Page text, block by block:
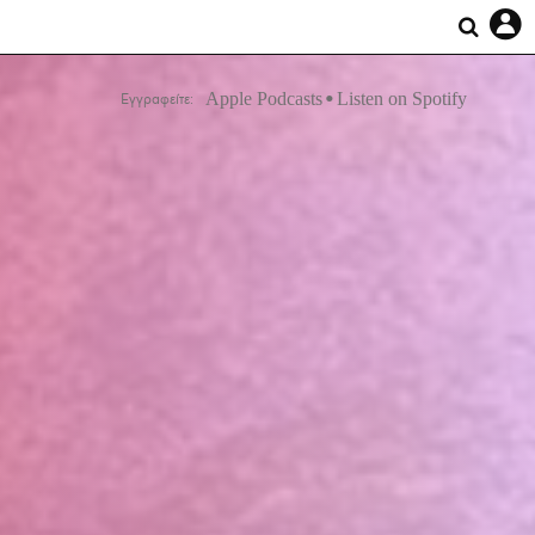
Εγγραφείτε: Apple Podcasts Listen on Spotify